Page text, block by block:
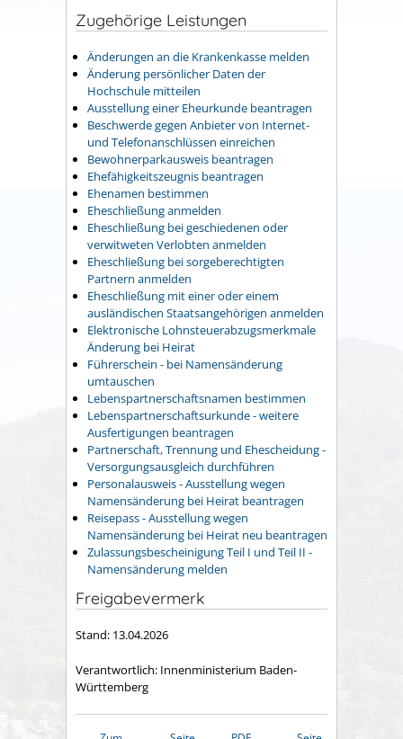
Zugehörige Leistungen
Änderungen an die Krankenkasse melden
Änderung persönlicher Daten der
Hochschule mitteilen
Ausstellung einer Eheurkunde beantragen
Beschwerde gegen Anbieter von Internet-
und Telefonanschlüssen einreichen
Bewohnerparkausweis beantragen
Ehefähigkeitszeugnis beantragen
Ehenamen bestimmen
Eheschließung anmelden
Eheschließung bei geschiedenen oder
verwitweten Verlobten anmelden
Eheschließung bei sorgeberechtigten
Partnern anmelden
Eheschließung mit einer oder einem
ausländischen Staatsangehörigen anmelden
Elektronische Lohnsteuerabzugsmerkmale
Änderung bei Heirat
Führerschein - bei Namensänderung
umtauschen
Lebenspartnerschaftsnamen bestimmen
Lebenspartnerschaftsurkunde - weitere
Ausfertigungen beantragen
Partnerschaft, Trennung und Ehescheidung -
Versorgungsausgleich durchführen
Personalausweis - Ausstellung wegen
Namensänderung bei Heirat beantragen
Reisepass - Ausstellung wegen
Namensänderung bei Heirat neu beantragen
Zulassungsbescheinigung Teil I und Teil II -
Namensänderung melden
Freigabevermerk
Stand: 13.04.2026
Verantwortlich: Innenministerium Baden-
Württemberg